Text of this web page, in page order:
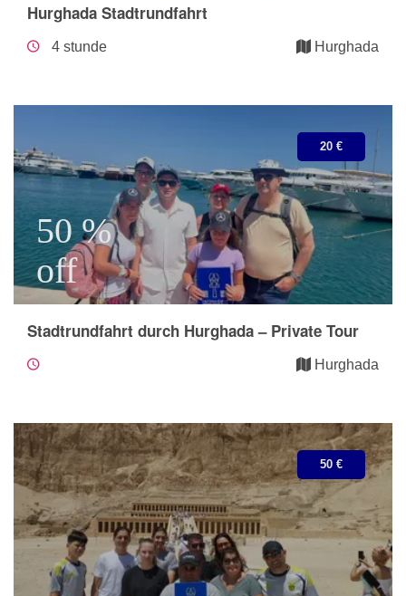
Hurghada Stadtrundfahrt
4 stunde Hurghada
20 €
50 %
off
Stadtrundfahrt durch Hurghada – Private Tour
Hurghada
50 €